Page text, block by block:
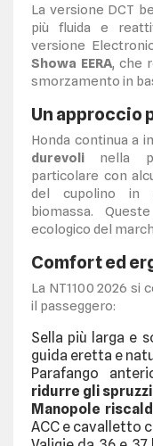
La versione DCT
più fluida e
versione
Showa EERA, che
smorzamento in
Un approccio
Honda continua a
durevoli nella
particolare con
del cupolino in
biomassa.
ecologico del
Comfort ed
La NT1100 2026
il passeggero:
Sella più larga e
guida eretta e
Parafango
ridurre gli spruzzi
Manopole
ACC e cavalletto